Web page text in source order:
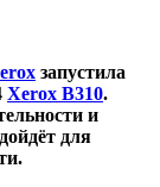
запустила
Xerox B310.
и
для